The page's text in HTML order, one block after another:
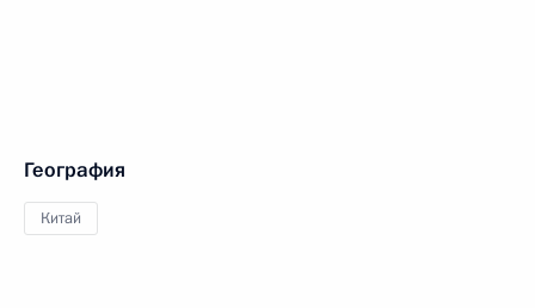
География
Китай